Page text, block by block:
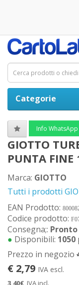
Categorie
Info WhatsApp
GIOTTO
PUNTA FINE
Marca: GIOTTO
Tutti i prodotti
EAN Prodotto:
Codice prodotto:
Consegna;:
● Disponibili: 1050
Prezzo in negozio
€ 2,79 IVA escl.
3,40€ IVA incl.